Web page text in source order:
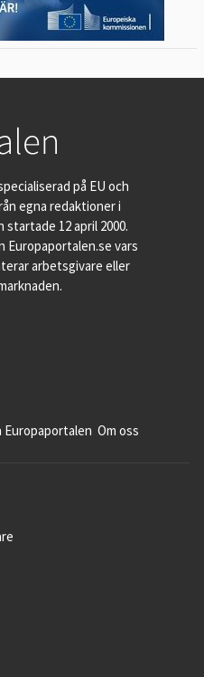
på EU och
egna redaktioner i
12 april 2000.
Europaportalen.se vars
arbetsgivare eller
Europaportalen Om oss